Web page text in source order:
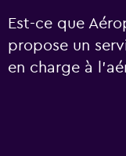
Est-ce que
propose un
en charge à